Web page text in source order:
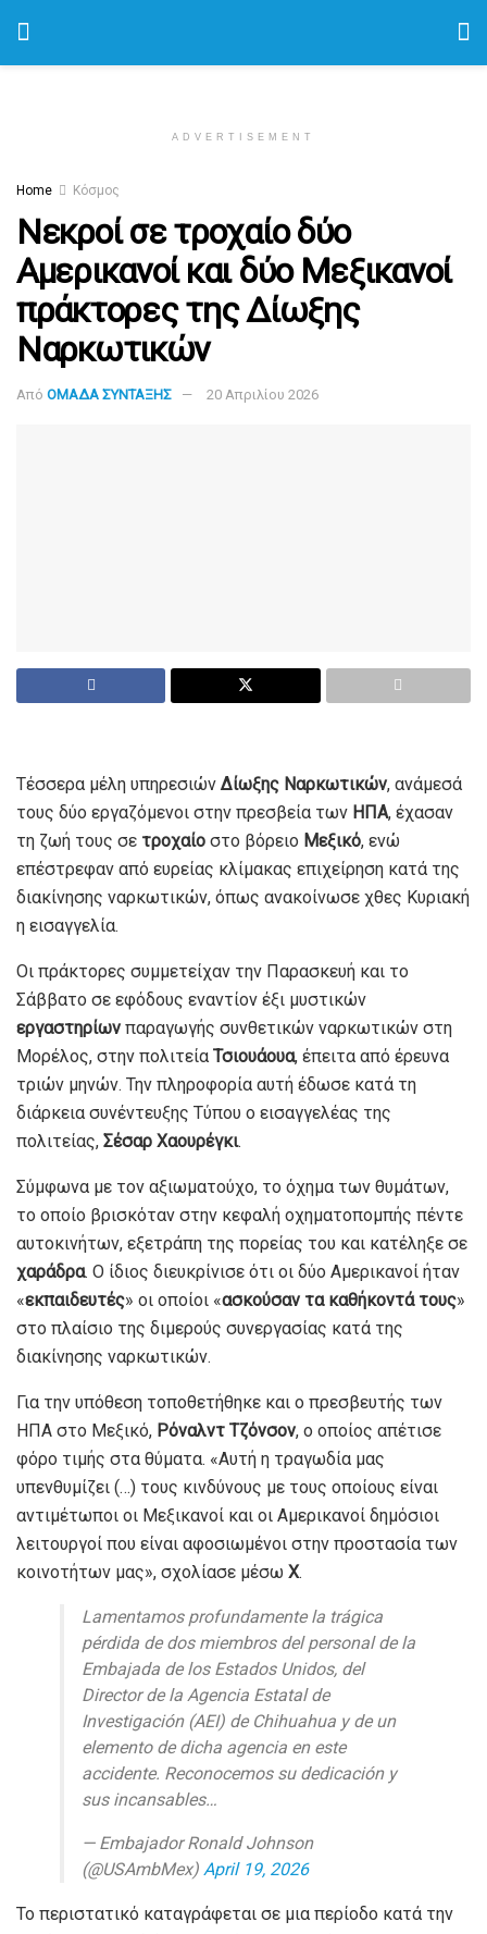
ADVERTISEMENT
Home Κόσμος
Νεκροί σε τροχαίο δύο
Αμερικανοί και δύο Μεξικανοί
πράκτορες της Δίωξης
Ναρκωτικών
Από ΟΜΑΔΑ ΣΥΝΤΑΞΗΣ 20 Απριλίου 2026
Τέσσερα μέλη υπηρεσιών Δίωξης Ναρκωτικών, ανάμεσά
τους δύο εργαζόμενοι στην πρεσβεία των ΗΠΑ, έχασαν
τη ζωή τους σε τροχαίο στο βόρειο Μεξικό, ενώ
επέστρεφαν από ευρείας κλίμακας επιχείρηση κατά της
διακίνησης ναρκωτικών, όπως ανακοίνωσε χθες Κυριακή
η εισαγγελία.
Οι πράκτορες συμμετείχαν την Παρασκευή και το
Σάββατο σε εφόδους εναντίον έξι μυστικών
εργαστηρίων παραγωγής συνθετικών ναρκωτικών στη
Μορέλος, στην πολιτεία Τσιουάουα, έπειτα από έρευνα
τριών μηνών. Την πληροφορία αυτή έδωσε κατά τη
διάρκεια συνέντευξης Τύπου ο εισαγγελέας της
πολιτείας, Σέσαρ Χαουρέγκι.
Σύμφωνα με τον αξιωματούχο, το όχημα των θυμάτων,
το οποίο βρισκόταν στην κεφαλή οχηματοπομπής πέντε
αυτοκινήτων, εξετράπη της πορείας του και κατέληξε σε
χαράδρα. Ο ίδιος διευκρίνισε ότι οι δύο Αμερικανοί ήταν
«εκπαιδευτές» οι οποίοι «ασκούσαν τα καθήκοντά τους»
στο πλαίσιο της διμερούς συνεργασίας κατά της
διακίνησης ναρκωτικών.
Για την υπόθεση τοποθετήθηκε και ο πρεσβευτής των
ΗΠΑ στο Μεξικό, Ρόναλντ Τζόνσον, ο οποίος απέτισε
φόρο τιμής στα θύματα. «Αυτή η τραγωδία μας
υπενθυμίζει (…) τους κινδύνους με τους οποίους είναι
αντιμέτωποι οι Μεξικανοί και οι Αμερικανοί δημόσιοι
λειτουργοί που είναι αφοσιωμένοι στην προστασία των
κοινοτήτων μας», σχολίασε μέσω X.
Lamentamos profundamente la trágica
pérdida de dos miembros del personal de la
Embajada de los Estados Unidos, del
Director de la Agencia Estatal de
Investigación (AEI) de Chihuahua y de un
elemento de dicha agencia en este
accidente. Reconocemos su dedicación y
sus incansables…
— Embajador Ronald Johnson
(@USAmbMex) April 19, 2026
Το περιστατικό καταγράφεται σε μια περίοδο κατά την